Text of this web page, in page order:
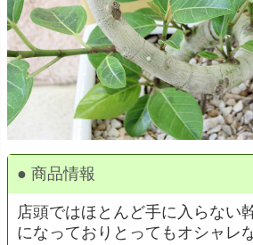
● 商品情報
店頭ではほとんど手に入らない
になっておりとってもオシャレ